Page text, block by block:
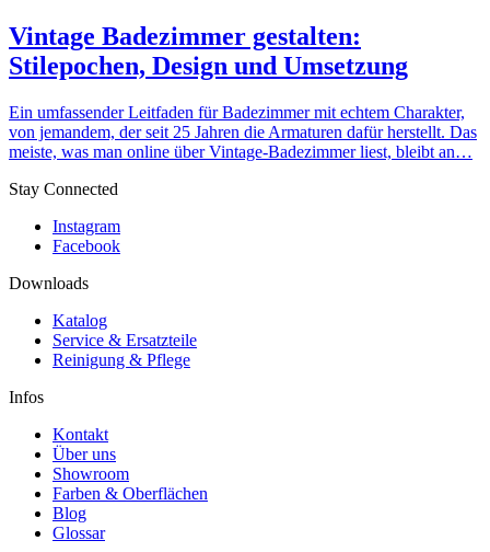
Vintage Badezimmer gestalten:
Stilepochen, Design und Umsetzung
Ein umfassender Leitfaden für Badezimmer mit echtem Charakter,
von jemandem, der seit 25 Jahren die Armaturen dafür herstellt. Das
meiste, was man online über Vintage-Badezimmer liest, bleibt an…
Stay Connected
Instagram
Facebook
Downloads
Katalog
Service & Ersatzteile
Reinigung & Pflege
Infos
Kontakt
Über uns
Showroom
Farben & Oberflächen
Blog
Glossar